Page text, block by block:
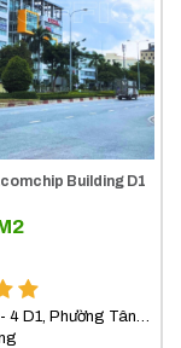
Building D1
4 D1, Phường Tân